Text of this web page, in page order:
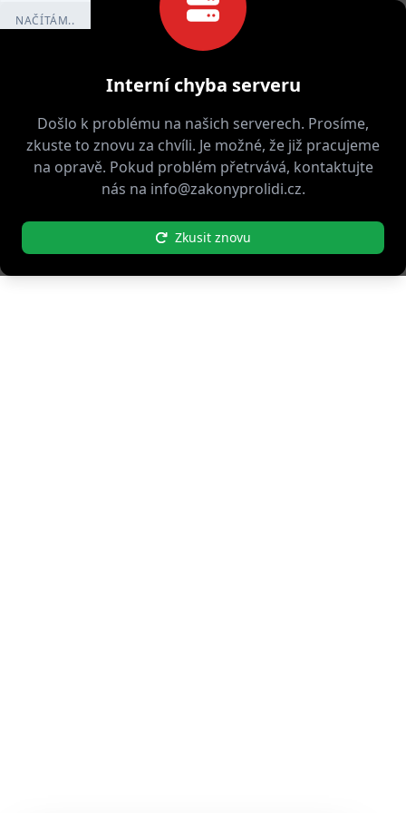
Interní chyba serveru
Došlo k problému na našich serverech. Prosíme,
zkuste to znovu za chvíli. Je možné, že již pracujeme
na opravě. Pokud problém přetrvává, kontaktujte
nás na info@zakonyprolidi.cz.
Zkusit znovu
NAČÍTÁM..